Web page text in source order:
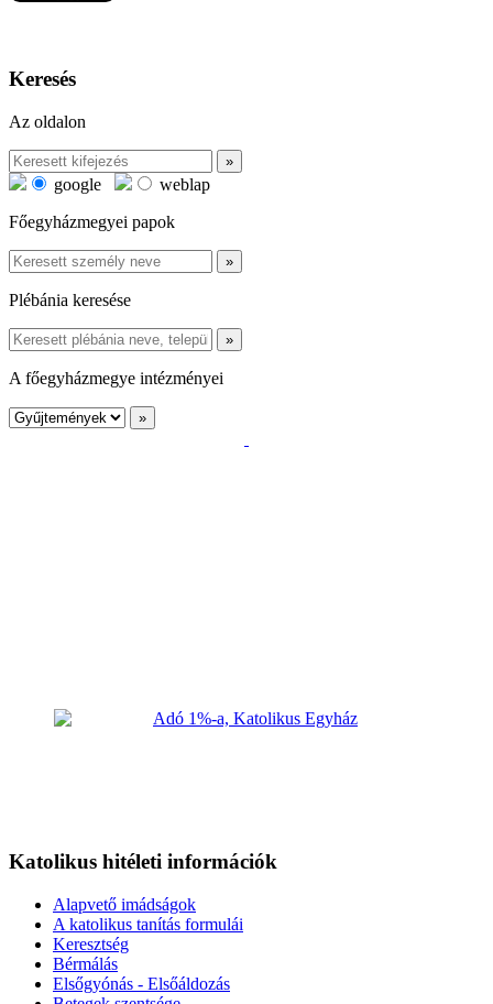
Keresés
Az oldalon
google
weblap
Főegyházmegyei papok
Plébánia keresése
A főegyházmegye intézményei
Katolikus hitéleti információk
Alapvető imádságok
A katolikus tanítás formulái
Keresztség
Bérmálás
Elsőgyónás - Elsőáldozás